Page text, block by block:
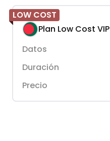
LOW COST
Plan Low Cost VIP
Datos
Duración
Precio